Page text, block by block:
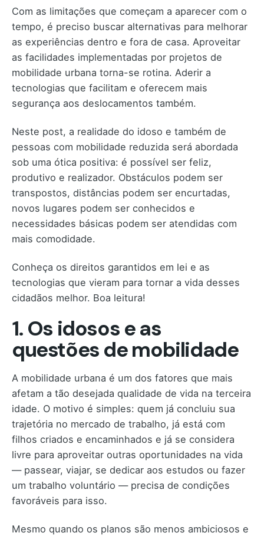
Com as limitações que começam a aparecer com o
tempo, é preciso buscar alternativas para melhorar
as experiências dentro e fora de casa. Aproveitar
as facilidades implementadas por projetos de
mobilidade urbana torna-se rotina. Aderir a
tecnologias que facilitam e oferecem mais
segurança aos deslocamentos também.
Neste post, a realidade do idoso e também de
pessoas com mobilidade reduzida será abordada
sob uma ótica positiva: é possível ser feliz,
produtivo e realizador. Obstáculos podem ser
transpostos, distâncias podem ser encurtadas,
novos lugares podem ser conhecidos e
necessidades básicas podem ser atendidas com
mais comodidade.
Conheça os direitos garantidos em lei e as
tecnologias que vieram para tornar a vida desses
cidadãos melhor. Boa leitura!
1. Os idosos e as
questões de mobilidade
A mobilidade urbana é um dos fatores que mais
afetam a tão desejada qualidade de vida na terceira
idade. O motivo é simples: quem já concluiu sua
trajetória no mercado de trabalho, já está com
filhos criados e encaminhados e já se considera
livre para aproveitar outras oportunidades na vida
— passear, viajar, se dedicar aos estudos ou fazer
um trabalho voluntário — precisa de condições
favoráveis para isso.
Mesmo quando os planos são menos ambiciosos e